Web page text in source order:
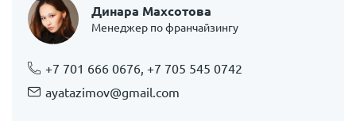
Динара Махсотова
Менеджер по франчайзингу
+7 701 666 0676, +7 705 545 0742
ayatazimov@gmail.com